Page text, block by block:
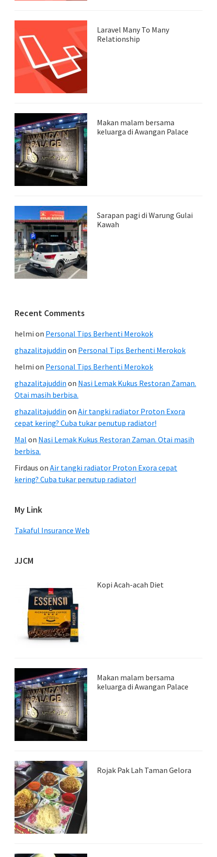
Laravel Many To Many
Relationship
Makan malam bersama
keluarga di Awangan Palace
Sarapan pagi di Warung Gulai
Kawah
Recent Comments
helmi on Personal Tips Berhenti Merokok
ghazalitajuddin on Personal Tips Berhenti Merokok
helmi on Personal Tips Berhenti Merokok
ghazalitajuddin on Nasi Lemak Kukus Restoran Zaman.
Otai masih berbisa.
ghazalitajuddin on Air tangki radiator Proton Exora
cepat kering? Cuba tukar penutup radiator!
Mal on Nasi Lemak Kukus Restoran Zaman. Otai masih
berbisa.
Firdaus on Air tangki radiator Proton Exora cepat
kering? Cuba tukar penutup radiator!
My Link
Takaful Insurance Web
JJCM
Kopi Acah-acah Diet
Makan malam bersama
keluarga di Awangan Palace
Rojak Pak Lah Taman Gelora